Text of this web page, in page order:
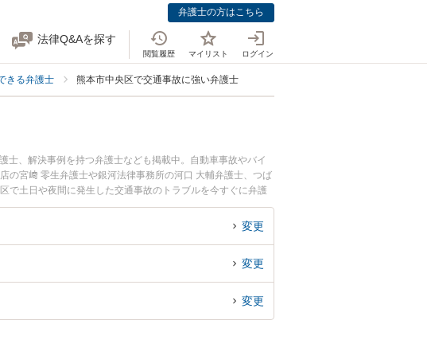
弁護士の方はこちら
法律Q&Aを探す
閲覧履歴 マイリスト ログイン
きる弁護士 熊本市中央区で交通事故に強い弁護士
、解決事例を持つ弁護士なども掲載中。自動車事故やバイ
の宮﨑 零生弁護士や銀河法律事務所の河口 大輔弁護士、つば
で土日や夜間に発生した交通事故のトラブルを今すぐに弁護
律相談できる熊本市中央区内の弁護士に相談予約したい』な
変更
変更
変更